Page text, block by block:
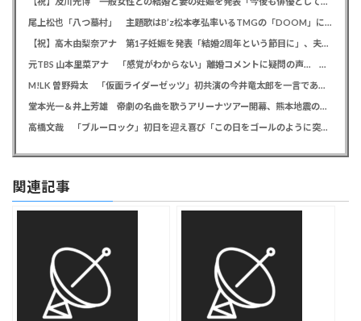
尾上松也「八つ墓村」 主題歌はB’z松本孝弘率いるTMGの「DOOM」に決定、メインビジュアル＆本予告編も解禁
【祝】高木由梨奈アナ 第1子妊娠を発表「結婚2周年という節目に」、夫は岸田タツヤ
元TBS 山本里菜アナ 「感覚がわからない」離婚コメントに疑問の声… シャンパンタワーの超豪華式も結婚生活は4年半で終止符
M!LK 曽野舜太 「仮面ライダーゼッツ」初共演の今井竜太郎を一言であらわすと「大きいゴールデンレトリバー
堂本光一＆井上芳雄 帝劇の名曲を歌うアリーナツアー開幕、熊本地震の募金箱も設置「ステージから元気を届けられる形になれば」
高橋文哉 「ブルーロック」初日を迎え喜び「この日をゴールのように突っ走ってきた」
関連記事